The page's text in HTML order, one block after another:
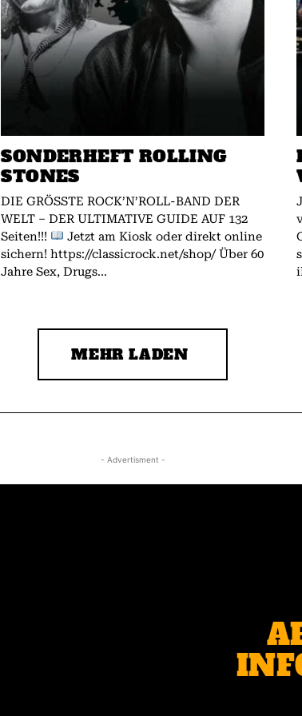
SONDERHEFT ROLLING
STONES
DIE GRÖSSTE ROCK’N’ROLL-BAND DER
WELT – DER ULTIMATIVE GUIDE AUF 132
Seiten!!!
Jetzt am Kiosk oder direkt online
sichern! https://classicrock.net/shop/ Über 60
Jahre Sex, Drugs...
MEHR LADEN
- Advertisment -